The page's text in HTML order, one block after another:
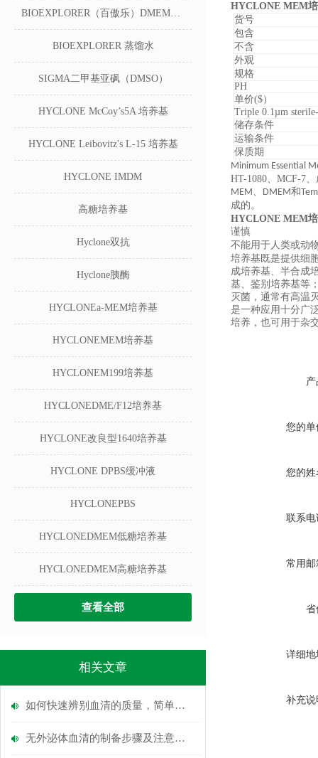
BIOEXPLORER（百傲乐）DMEM低糖培养基
BIOEXPLORER 蒸馏水
SIGMA二甲基亚砜（DMSO）
HYCLONE McCoy’s5A 培养基
HYCLONE Leibovitz's L-15 培养基
HYCLONE IMDM
高糖培养基
Hyclone双抗
Hyclone胰酶
HYCLONEa-MEM培养基
HYCLONEMEM培养基
HYCLONEM199培养基
HYCLONEDME/F12培养基
HYCLONE改良型1640培养基
HYCLONE DPBS缓冲液
HYCLONEPBS
HYCLONEDMEM低糖培养基
HYCLONEDMEM高糖培养基
查看全部
相关文章
如何快速辨别血清的质量，简单明了
无外泌体血清的制备步骤及注意事项
HYCLONE MEM
货号
包含
不含
外观
规格
PH
单价($）
Triple 0.1µm
储存条件
运输条件
保质期
Minimum Essential
HT-1080、MCF-7
MEM、DMEM和
成的。
HYCLONE MEM
谨慎
不能用于人类或动
培养基既是提供细
成培养基、半合成
基、鉴别培养基等
灭菌，通常有高温
是一种应用十分广
培养，也可用于杂
您的单
您的姓
联系电
常用邮
省
详细地
补充说